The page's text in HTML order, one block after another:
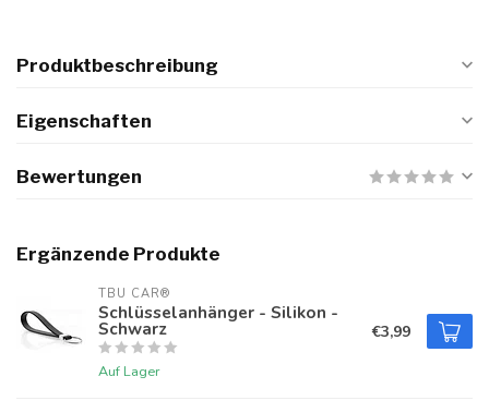
Produktbeschreibung
Eigenschaften
Bewertungen
Ergänzende Produkte
TBU CAR®
Schlüsselanhänger - Silikon -
Schwarz
Auf Lager
€3,99